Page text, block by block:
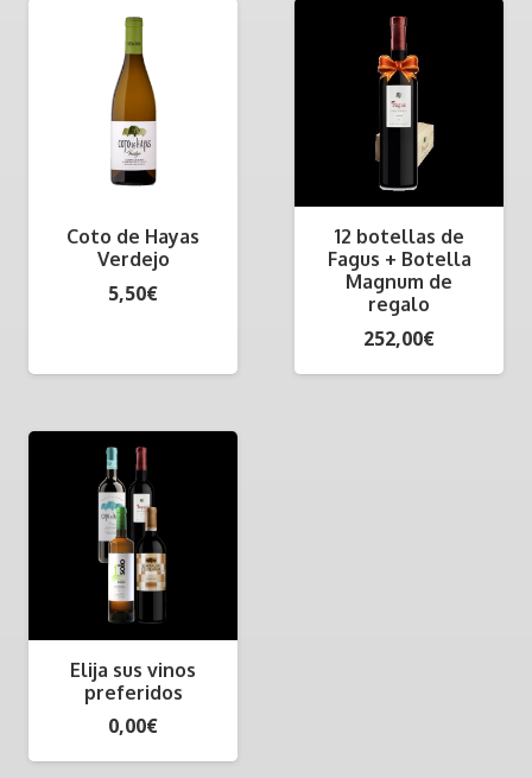
Coto de Hayas
Verdejo
5,50€
12 botellas de
Fagus + Botella
Magnum de
regalo
252,00€
Elija sus vinos
preferidos
0,00€